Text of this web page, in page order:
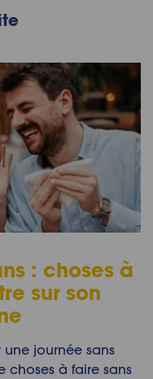
: choses à
sur son
journée sans
choses à faire sans